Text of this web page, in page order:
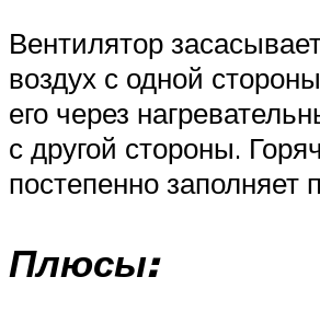
Вентилятор
воздух с одной
его через
с другой стороны.
постепенно заполняет
Плюсы: